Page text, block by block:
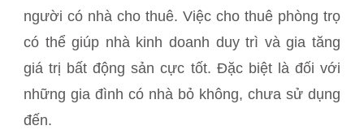
người có nhà cho thuê. Việc cho thuê phòng trọ
có thể giúp nhà kinh doanh duy trì và gia tăng
giá trị bất động sản cực tốt. Đặc biệt là đối với
những gia đình có nhà bỏ không, chưa sử dụng
đến.